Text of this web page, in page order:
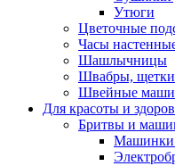
Утюги
Цветочные
Часы
Шашлычницы
Швабры, щетки
Швейные
Для красоты и
Бритвы и
Машинки